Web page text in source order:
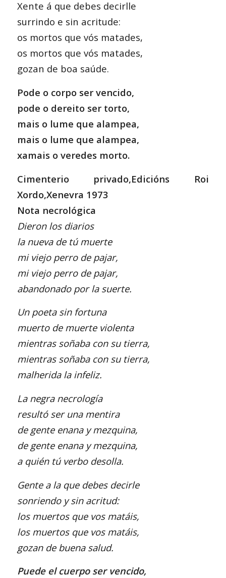
Xente á que debes decirlle
surrindo e sin acritude:
os mortos que vós matades,
os mortos que vós matades,
gozan de boa saúde.
Pode o corpo ser vencido,
pode o dereito ser torto,
mais o lume que alampea,
mais o lume que alampea,
xamais o veredes morto.
Cimenterio privado,Edicións Roi
Xordo,Xenevra 1973
Nota necrológica
Dieron los diarios
la nueva de tú muerte
mi viejo perro de pajar,
mi viejo perro de pajar,
abandonado por la suerte.
Un poeta sin fortuna
muerto de muerte violenta
mientras soñaba con su tierra,
mientras soñaba con su tierra,
malherida la infeliz.
La negra necrología
resultó ser una mentira
de gente enana y mezquina,
de gente enana y mezquina,
a quién tú verbo desolla.
Gente a la que debes decirle
sonriendo y sin acritud:
los muertos que vos matáis,
los muertos que vos matáis,
gozan de buena salud.
Puede el cuerpo ser vencido,